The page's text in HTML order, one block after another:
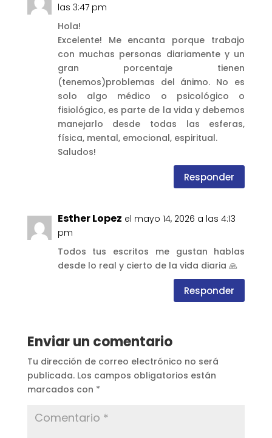
las 3:47 pm
Hola!
Excelente! Me encanta porque trabajo
con muchas personas diariamente y un
gran porcentaje tienen
(tenemos)problemas del ánimo. No es
solo algo médico o psicológico o
fisiológico, es parte de la vida y debemos
manejarlo desde todas las esferas,
física, mental, emocional, espiritual.
Saludos!
Responder
Esther Lopez el mayo 14, 2026 a las 4:13
pm
Todos tus escritos me gustan hablas
desde lo real y cierto de la vida diaria 🙏
Responder
Enviar un comentario
Tu dirección de correo electrónico no será
publicada. Los campos obligatorios están
marcados con *